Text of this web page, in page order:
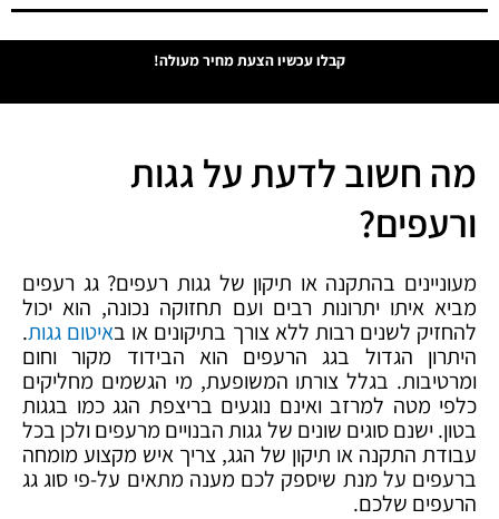
קבלו עכשיו הצעת מחיר מעולה!
מה חשוב לדעת על גגות
ורעפים?
מעוניינים בהתקנה או תיקון של גגות רעפים? גג רעפים
מביא איתו יתרונות רבים ועם תחזוקה נכונה, הוא יכול
להחזיק לשנים רבות ללא צורך בתיקונים או באיטום גגות.
היתרון הגדול בגג הרעפים הוא הבידוד מקור וחום
ומרטיבות. בגלל צורתו המשופעת, מי הגשמים מחליקים
כלפי מטה למרזב ואינם נוגעים בריצפת הגג כמו בגגות
בטון. ישנם סוגים שונים של גגות הבנויים מרעפים ולכן בכל
עבודת התקנה או תיקון של הגג, צריך איש מקצוע מומחה
ברעפים על מנת שיספק לכם מענה מתאים על-פי סוג גג
הרעפים שלכם.